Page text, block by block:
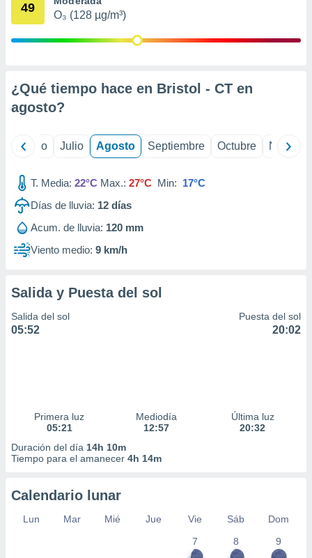
publicidad
1199
49
O₃ (128 µg/m³)
¿Qué tiempo hace en Bristol - CT en
agosto?
Junio Julio Agosto Septiembre Octubre
T. Media: 22°C Max.: 27°C Min: 17°C
Días de lluvia: 12 días
Acum. de lluvia: 120 mm
Viento medio: 9 km/h
Salida y Puesta del sol
Salida del sol
05:52
Puesta del sol
20:02
Primera luz
05:21
Mediodía
12:57
Última luz
20:32
Duración del día 14h 10m
Tiempo para el amanecer 4h 14m
Calendario lunar
Lun Mar Mié Jue Vie Sáb
Dom
7
8 9